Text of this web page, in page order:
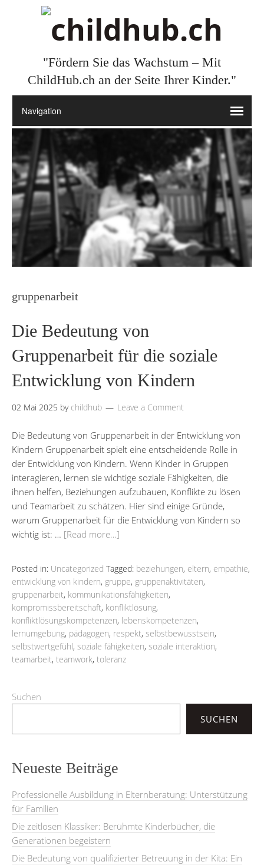
"Fördern Sie das Wachstum – Mit
ChildHub.ch an der Seite Ihrer Kinder."
gruppenarbeit
Die Bedeutung von
Gruppenarbeit für die soziale
Entwicklung von Kindern
02 Mai 2025 by childhub Leave a Comment
Die Bedeutung von Gruppenarbeit in der Entwicklung von
Kindern Gruppenarbeit spielt eine entscheidende Rolle in
der Entwicklung von Kindern. Wenn Kinder in Gruppen
interagieren, lernen sie wichtige soziale Fähigkeiten, die
ihnen helfen, Beziehungen aufzubauen, Konflikte zu lösen
und Teamarbeit zu schätzen. Hier sind einige Gründe,
warum Gruppenarbeit für die Entwicklung von Kindern so
wichtig ist: … [Read more…]
Posted in: Uncategorized Tagged: beziehungen, eltern, empathie,
entwicklung von kindern, gruppe, gruppenaktivitäten,
gruppenarbeit, kommunikationsfähigkeiten,
kompromissbereitschaft, konfliktlösung,
konfliktlösungskompetenzen, lebenskompetenzen,
lernumgebung, pädagogen, respekt, selbstbewusstsein,
selbstwertgefühl, soziale fähigkeiten, soziale interaktion,
teamarbeit, teamwork, toleranz
Suchen
SUCHEN
Neueste Beiträge
Professionelle Ausbildung in Elternberatung: Unterstützung
für Familien
Die zeitlosen Klassiker: Berühmte Kinderbücher, die
Generationen begeistern
Die Bedeutung von qualifizierter Betreuung in der Kita: Ein